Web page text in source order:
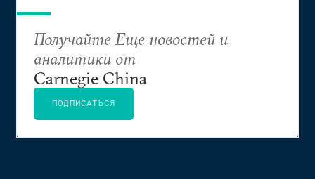
Получайте Еще новостей и
аналитики от
Carnegie China
ПОДПИСАТЬСЯ